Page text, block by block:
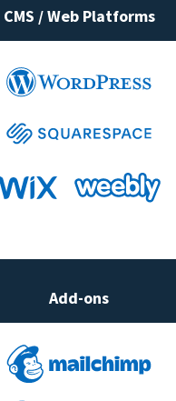
CMS / Web Platforms
Add-ons